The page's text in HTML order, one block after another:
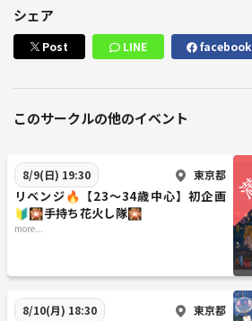
シェア
Post LINE facebook
このサークルの他のイベント
8/9(日) 19:30 東京都
リベンジ🔥【23～34歳中心】初企画
🔰🎇手持ち花火し隊🎇
more...
8/10(月) 18:30 東京都